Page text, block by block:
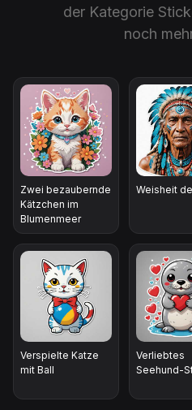
der Kategorie
noch
Zwei bezaubernde
Kätzchen im
Blumenmeer
Weisheit
Verspielte Katze
mit Ball
Verliebtes
Seehund-